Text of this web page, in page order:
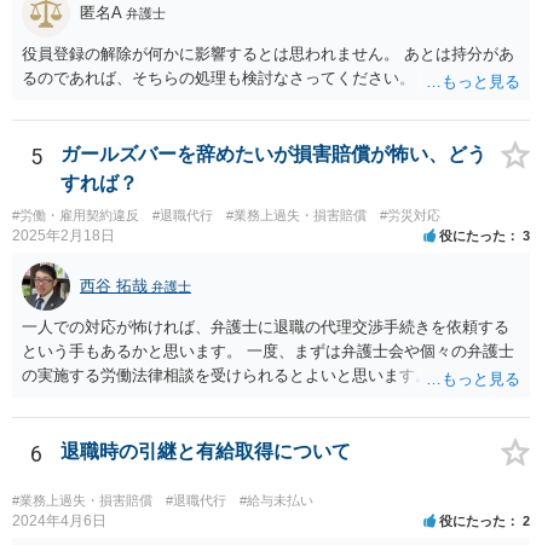
匿名A 弁護士
役員登録の解除が何かに影響するとは思われません。 あとは持分があ
るのであれば、そちらの処理も検討なさってください。
5
ガールズバーを辞めたいが損害賠償が怖い、どう
すれば？
#労働・雇用契約違反 #退職代行 #業務上過失・損害賠償 #労災対応
2025年2月18日 役にたった 3
西谷 拓哉 弁護士
一人での対応が怖ければ、弁護士に退職の代理交渉手続きを依頼する
という手もあるかと思います。 一度、まずは弁護士会や個々の弁護士
の実施する労働法律相談を受けられるとよいと思います。
6 退職時の引継と有給取得について
#業務上過失・損害賠償 #退職代行 #給与未払い
2024年4月6日 役にたった 2